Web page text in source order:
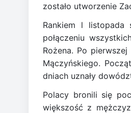
zostało utworzenie
Rankiem l listopada
połączeniu
Rożena. Po
Mączyńskiego.
dniach uznały
Polacy bronili się
większość z